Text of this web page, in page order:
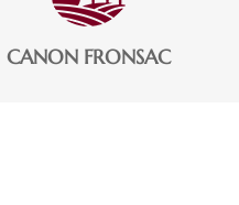
CANON FRONSAC